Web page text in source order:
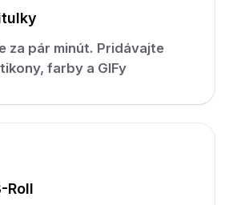
za pár minút. Pridávajte
farby a GIFy
Roll